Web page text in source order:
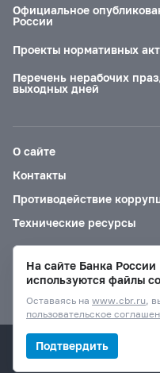
Официальное
России
Проекты нормативных
Перечень нерабочих
выходных дней
О сайте
Контакты
Противодействие
Технические ресурсы
Версия для
© Банк России, 2000–2026.
На сайте Банка России
используются файлы
Оставаясь на www.cbr.ru,
пользовательское
Подтвердить